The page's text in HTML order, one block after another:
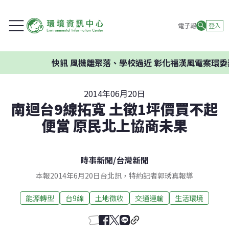
電子報 登入
風機離聚落、學校過近 彰化福漢風電案環委建議
2014年06月20日
南迴台9線拓寬 土徵1坪價買不起
便當 原民北上協商未果
時事新聞/台灣新聞
本報2014年6月20日台北訊，特約記者郭琇真報導
能源轉型 台9線 土地徵收 交通運輸 生活環境